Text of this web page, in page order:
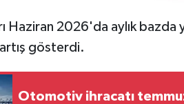
Haziran 2026'da aylık bazda
gösterdi.
Otomotiv ihracatı